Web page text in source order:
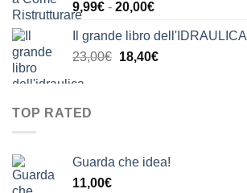
24,00€.
9,99€ - 20,00€Fascia
prezzo:
da
Il grande libro dell'IDRAULICA
23,00€ Il
18,40€Il
TOP RATED
Guarda che idea!
11,00€